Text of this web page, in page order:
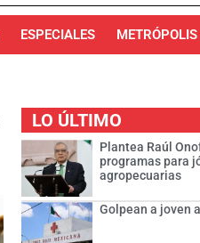
ESPECIALES METRÓPOLIS
LO ÚLTIMO
Plantea Raúl
programas para
agropecuarias
Golpean a joven